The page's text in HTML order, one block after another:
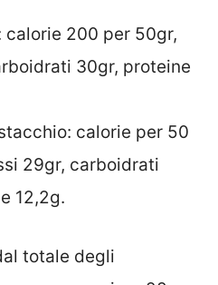
calorie 200 per 50gr,
30gr, proteine
calorie per 50
29gr, carboidrati
12,2g.
totale degli